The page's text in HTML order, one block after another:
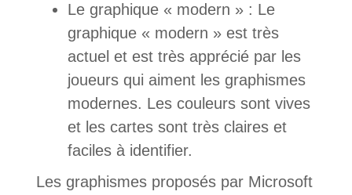
Le graphique « modern » : Le
graphique « modern » est très
actuel et est très apprécié par les
joueurs qui aiment les graphismes
modernes. Les couleurs sont vives
et les cartes sont très claires et
faciles à identifier.
Les graphismes proposés par Microsoft